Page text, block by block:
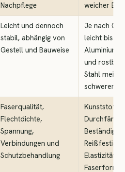
Nachpflege
weicher
Leicht und dennoch
stabil, abhängig von
Gestell und Bauweise
Je nach
leicht bis
Aluminium
und
Stahl meist
schwerer
Faserqualität,
Flechtdichte,
Spannung,
Verbindungen und
Schutzbehandlung
Elastizität,
Faserform,